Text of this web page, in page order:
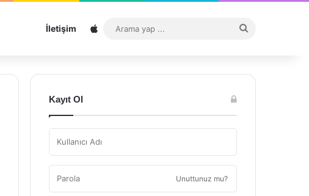
İletişim Sitemap
...
Kayıt Ol
Unuttunuz mu?